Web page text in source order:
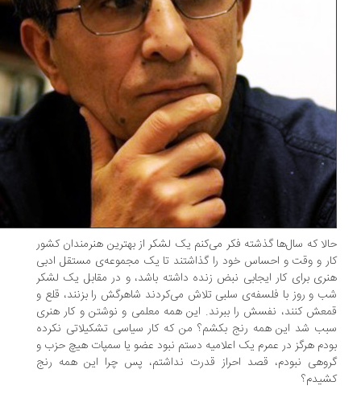
که سال‌ها گذشته فکر می‌کنم یک لشکر از بهترین هنرمندان کشور
و وقت و احساس خود را گذاشتند تا یک مجموعه‌ی مستقل ادبی
برای کار ایجابی نبض زنده داشته باشد، و در مقابل یک لشکر
و روز با فلسفه‌ی سلبی تلاش می‌کردند شاهرگش را بزنند، قلع و
کنند، نفسش را ببرند. این همه معلمی و نوشتن و کار هنری
شد این همه رنج بکشم؟ من که کار سیاسی تشکیلاتی نکرده
هرگز در عمرم یک اعلامیه دستم نبود عضو یا سمپات هیچ حزب و
نبودم، قصد احراز قدرت نداشتم، پس چرا این همه رنج